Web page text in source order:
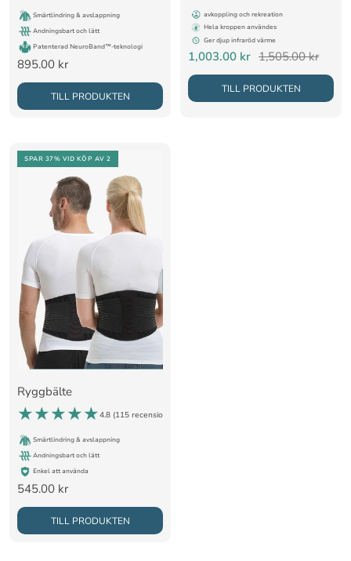
Smärtlindring & avslappning
Andningsbart och lätt
Patenterad NeuroBand™-teknologi
Rea-
pris
895.00 kr
TILL PRODUKTEN
avkoppling och rekreation
Hela kroppen användes
Ger djup infraröd värme
Rea-
pris
1,003.00 kr Pris
1,505.00 kr
TILL PRODUKTEN
SPAR 37% VID KÖP AV 2
Ryggbälte
4.8 (115 recensioner
Smärtlindring & avslappning
Andningsbart och lätt
Enkel att använda
Rea-
pris
545.00 kr
TILL PRODUKTEN